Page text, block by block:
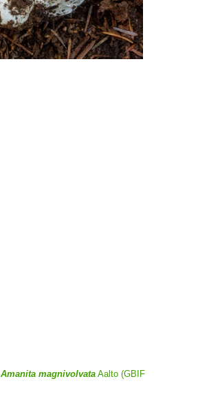
Amanita magnivolvata Aalto (GBIF